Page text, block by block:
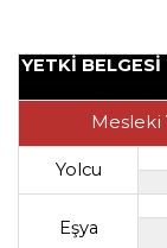
YETKİ
Mesleki
Yolcu
Eşya